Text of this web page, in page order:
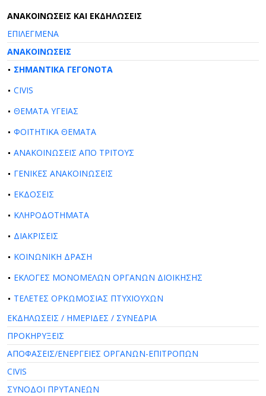
AΝΑΚΟΙΝΩΣΕΙΣ ΚΑΙ ΕΚΔΗΛΩΣΕΙΣ
ΕΠΙΛΕΓΜΕΝΑ
ΑΝΑΚΟΙΝΩΣΕΙΣ
ΣΗΜΑΝΤΙΚΑ ΓΕΓΟΝΟΤΑ
CIVIS
ΘΕΜΑΤΑ ΥΓΕΙΑΣ
ΦΟΙΤΗΤΙΚΑ ΘΕΜΑΤΑ
ΑΝΑΚΟΙΝΩΣΕΙΣ ΑΠΟ ΤΡΙΤΟΥΣ
ΓΕΝΙΚΕΣ ΑΝΑΚΟΙΝΩΣΕΙΣ
ΕΚΔΟΣΕΙΣ
ΚΛΗΡΟΔΟΤΗΜΑΤΑ
ΔΙΑΚΡΙΣΕΙΣ
ΚΟΙΝΩΝΙΚΗ ΔΡΑΣΗ
ΕΚΛΟΓΕΣ ΜΟΝΟΜΕΛΩΝ ΟΡΓΑΝΩΝ ΔΙΟΙΚΗΣΗΣ
ΤΕΛΕΤΕΣ ΟΡΚΩΜΟΣΙΑΣ ΠΤΥΧΙΟΥΧΩΝ
ΕΚΔΗΛΩΣΕΙΣ / ΗΜΕΡΙΔΕΣ / ΣΥΝΕΔΡΙΑ
ΠΡΟΚΗΡΥΞΕΙΣ
ΑΠΟΦΑΣΕΙΣ/ΕΝΕΡΓΕΙΕΣ ΟΡΓΑΝΩΝ-ΕΠΙΤΡΟΠΩΝ
CIVIS
ΣΥΝΟΔΟΙ ΠΡΥΤΑΝΕΩΝ